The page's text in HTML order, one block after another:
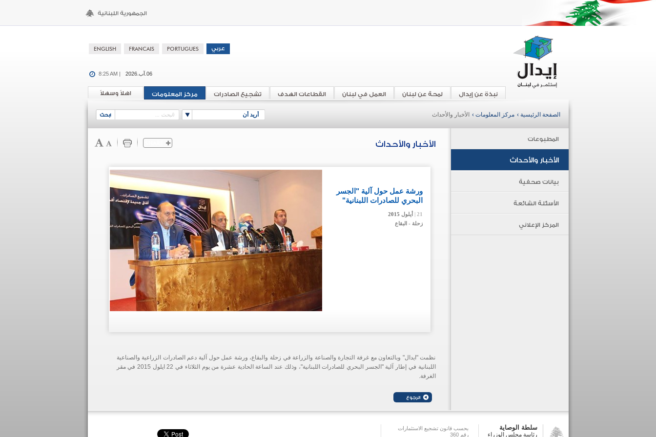
06.آب.2026 8:25 AM |
اهلاً وسهلاً مركز المعلومات تشجيع الصادرات القطاعات الهدف العمل في لبنان لمحة عن لبنان نبذة عن إيدال
أريد أن الصفحة الرئيسية › مركز المعلومات › الأخبار والأحداث
المطبوعات
الأخبار والأحداث
بيانات صحفية
الأسئلة الشائعة
المركز الإعلاني
الأخبار والأحداث
21 | أيلول
ورشة عمل حول آلية "الجسر
البحري للصادرات اللبنانية"
21 | أيلول
زحلة - البقاع
21 | أيلول
نظمت "ايدال" وبالتعاون مع غرفة التجارة والصناعة والزراعة في زحلة والبقاع، ورشة عمل حول آلية دعم الصادرات الزراعية والصناعية
اللبنانية في إطار آلية "الجسر البحري للصادرات اللبنانية"، وذلك عند الساعة الحادية عشرة من يوم الثلاثاء في 22 ايلول 2015 في مقر
الغرفة.
سلطة الوصاية
رئاسة مجلس الوزراء
بحسب قانون تشجيع الاستثمارات
رقم 360